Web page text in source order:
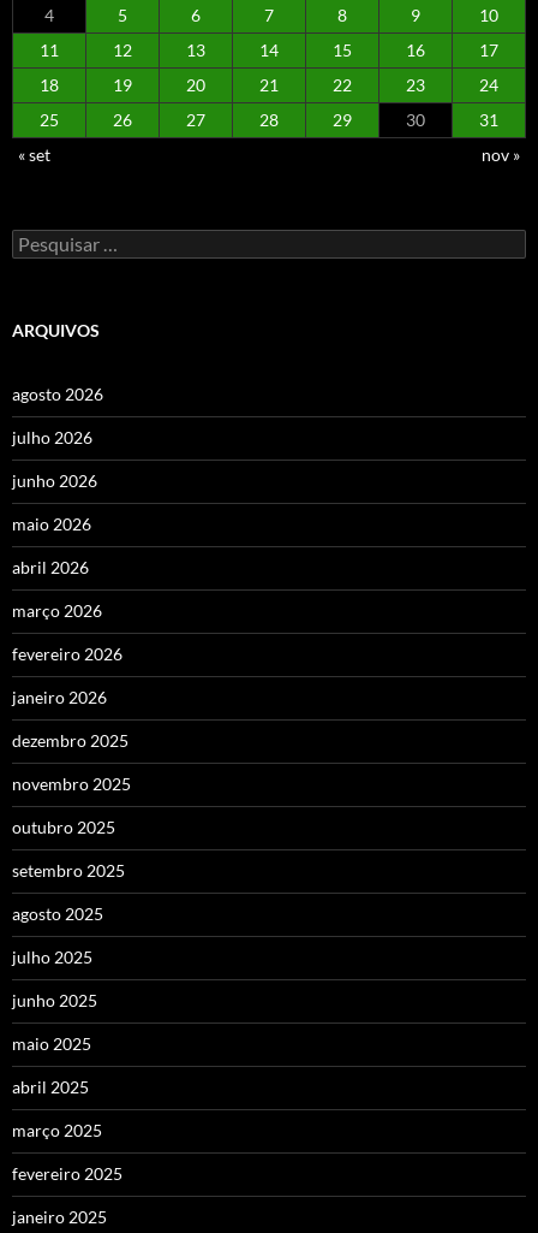
4
5 6 7 8 9
10
11
12 13 14 15 16
17
18
19 20 21 22 23
24
25
26 27 28 29 30
31
« set
nov »
Pesquisar
por:
ARQUIVOS
agosto 2026
julho 2026
junho 2026
maio 2026
abril 2026
março 2026
fevereiro 2026
janeiro 2026
dezembro 2025
novembro 2025
outubro 2025
setembro 2025
agosto 2025
julho 2025
junho 2025
maio 2025
abril 2025
março 2025
fevereiro 2025
janeiro 2025